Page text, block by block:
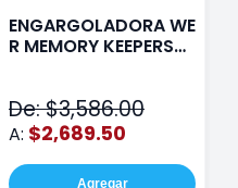
ENGARGOLADORA WE
R MEMORY KEEPERS
De: $3,586.00
A: $2,689.50
Agregar